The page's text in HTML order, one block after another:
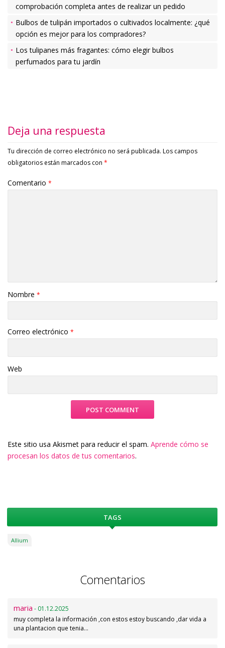
comprobación completa antes de realizar un pedido
Bulbos de tulipán importados o cultivados localmente: ¿qué
opción es mejor para los compradores?
Los tulipanes más fragantes: cómo elegir bulbos
perfumados para tu jardín
Deja una respuesta
Tu dirección de correo electrónico no será publicada. Los campos
obligatorios están marcados con *
Comentario *
Nombre *
Correo electrónico *
Web
Este sitio usa Akismet para reducir el spam. Aprende cómo se
procesan los datos de tus comentarios.
TAGS
Allium
Comentarios
maria - 01.12.2025
muy completa la información ,con estos estoy buscando ,dar vida a
una plantacion que tenia…